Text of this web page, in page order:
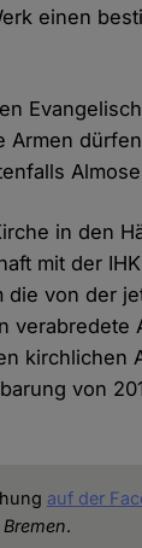
einen
Armen
in den
mit der
die von der
verabredete
kirchlichen
von
auf der
.